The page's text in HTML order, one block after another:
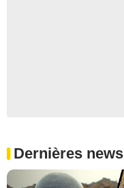
Dernières news